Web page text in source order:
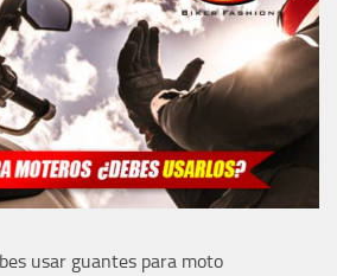
usar guantes para moto